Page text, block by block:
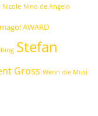
Nicole Nino de Angelo
AWARD
Stefan
Gross Wenn die Musi